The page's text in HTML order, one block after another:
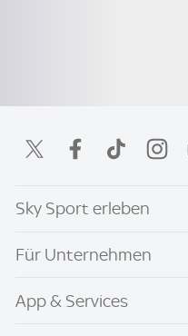
Sky Sport erleben
Für Unternehmen
App & Services